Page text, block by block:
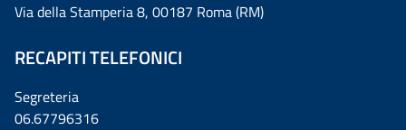
Via della Stamperia 8, 00187 Roma (RM)
RECAPITI TELEFONICI
Segreteria
06.67796316